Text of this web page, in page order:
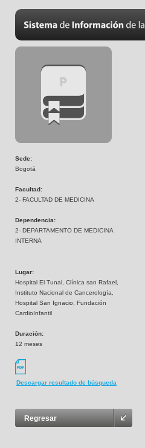
Sede:
Bogotá
Facultad:
2- FACULTAD DE MEDICINA
Dependencia:
2- DEPARTAMENTO DE MEDICINA
INTERNA
Lugar:
Hospital El Tunal, Clínica san Rafael,
Instituto Nacional de Cancerología,
Hospital San Ignacio, Fundación
CardioInfantil
Duración:
12 meses
Descargar resultado de búsqueda
Regresar